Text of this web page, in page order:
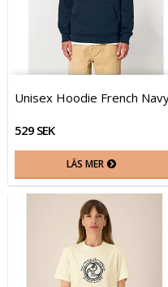
Unisex Hoodie French
529 SEK
LÄS MER